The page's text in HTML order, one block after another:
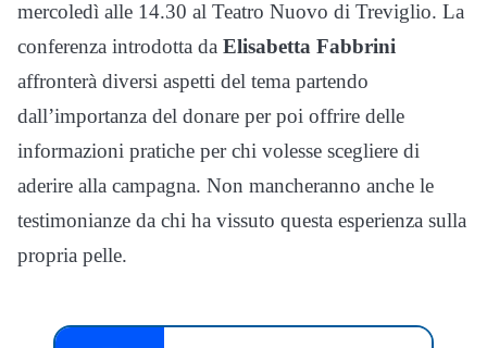
mercoledì alle 14.30 al Teatro Nuovo di Treviglio. La
conferenza introdotta da Elisabetta Fabbrini
affronterà diversi aspetti del tema partendo
dall’importanza del donare per poi offrire delle
informazioni pratiche per chi volesse scegliere di
aderire alla campagna. Non mancheranno anche le
testimonianze da chi ha vissuto questa esperienza sulla
propria pelle.